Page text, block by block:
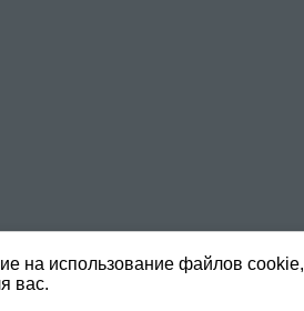
на использование файлов cookie,
вас.